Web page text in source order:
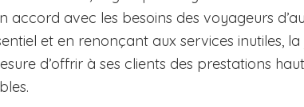
avec les besoins des voyageurs
et en renonçant aux services inutiles,
d’offrir à ses clients des prestations